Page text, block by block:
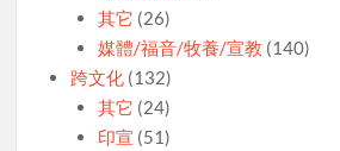
其它 (26)
媒體/福音/牧養/宣教 (140)
跨文化 (132)
其它 (24)
印宣 (51)